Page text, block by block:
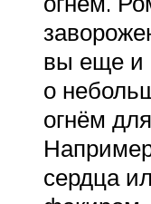
вы еще и
о
огнём
сердца